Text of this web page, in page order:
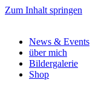
Zum Inhalt springen
News & Events
über mich
Bildergalerie
Shop